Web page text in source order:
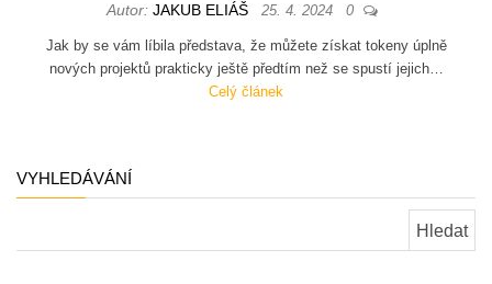
Autor: JAKUB ELIÁŠ 25. 4. 2024 0
Jak by se vám líbila představa, že můžete získat tokeny úplně
nových projektů prakticky ještě předtím než se spustí jejich…
Celý článek
VYHLEDÁVÁNÍ